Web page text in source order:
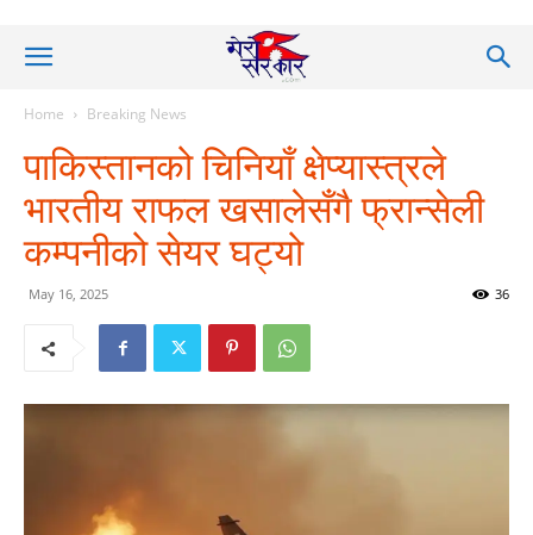
Home Breaking News
पाकिस्तानको चिनियाँ क्षेप्यास्त्रले
भारतीय राफल खसालेसँगै फ्रान्सेली
कम्पनीको सेयर घट्यो
May 16, 2025 36